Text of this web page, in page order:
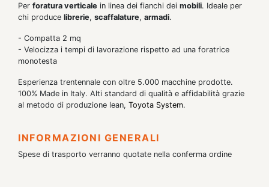
Per foratura verticale in linea dei fianchi dei mobili. Ideale per
chi produce librerie, scaffalature, armadi.
- Compatta 2 mq
- Velocizza i tempi di lavorazione rispetto ad una foratrice
monotesta
Esperienza trentennale con oltre 5.000 macchine prodotte.
100% Made in Italy. Alti standard di qualità e affidabilità grazie
al metodo di produzione lean, Toyota System.
INFORMAZIONI GENERALI
Spese di trasporto verranno quotate nella conferma ordine